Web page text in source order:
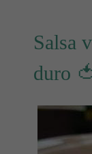
Salsa
duro